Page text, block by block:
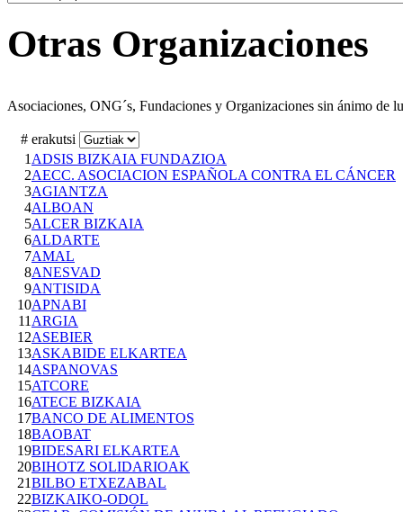
Otras Organizaciones
Asociaciones, ONG´s, Fundaciones y Organizaciones sin ánimo de
# erakutsi
1 ADSIS BIZKAIA FUNDAZIOA
2AECC. ASOCIACION ESPAÑOLA CONTRA EL CÁNCER
3AGIANTZA
4ALBOAN
5ALCER BIZKAIA
6ALDARTE
7AMAL
8ANESVAD
9ANTISIDA
10APNABI
11 ARGIA
12ASEBIER
13ASKABIDE ELKARTEA
14ASPANOVAS
15ATCORE
16ATECE BIZKAIA
17BANCO DE ALIMENTOS
18BAOBAT
19BIDESARI ELKARTEA
20BIHOTZ SOLIDARIOAK
21BILBO ETXEZABAL
22BIZKAIKO-ODOL